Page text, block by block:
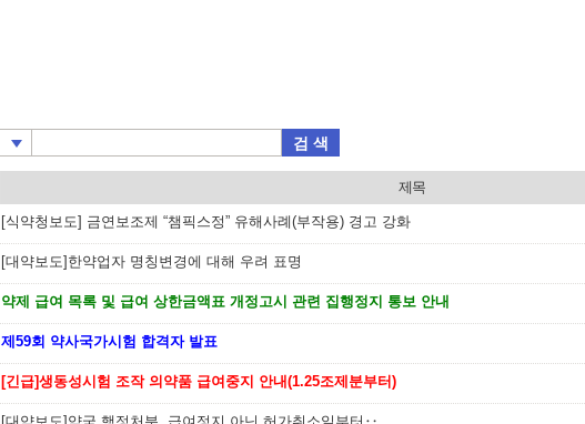
검 색
제목
[식약청보도] 금연보조제 “챔픽스정” 유해사례(부작용) 경고 강화
[대약보도]한약업자 명칭변경에 대해 우려 표명
약제 급여 목록 및 급여 상한금액표 개정고시 관련 집행정지 통보 안내
제59회 약사국가시험 합격자 발표
[긴급]생동성시험 조작 의약품 급여중지 안내(1.25조제분부터)